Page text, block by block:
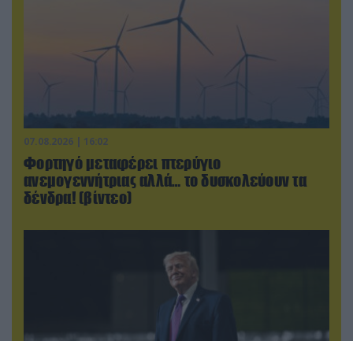
07.08.2026 | 16:02
Φορτηγό μεταφέρει πτερύγιο
ανεμογεννήτριας αλλά… το δυσκολεύουν τα
δένδρα! (βίντεο)